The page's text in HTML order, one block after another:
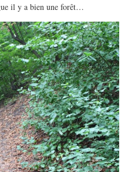
il y a bien une forêt…